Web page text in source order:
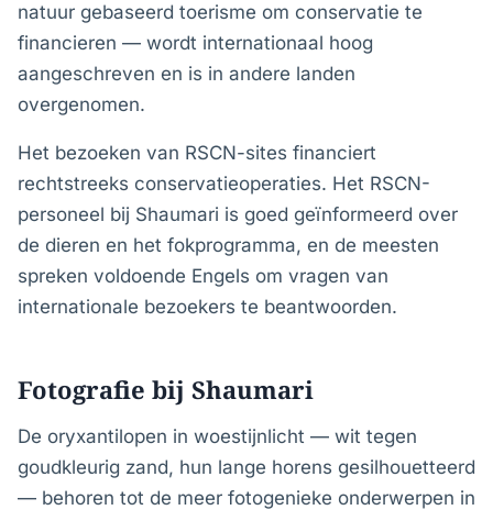
natuur gebaseerd toerisme om conservatie te
financieren — wordt internationaal hoog
aangeschreven en is in andere landen
overgenomen.
Het bezoeken van RSCN-sites financiert
rechtstreeks conservatieoperaties. Het RSCN-
personeel bij Shaumari is goed geïnformeerd over
de dieren en het fokprogramma, en de meesten
spreken voldoende Engels om vragen van
internationale bezoekers te beantwoorden.
Fotografie bij Shaumari
De oryxantilopen in woestijnlicht — wit tegen
goudkleurig zand, hun lange horens gesilhouetteerd
— behoren tot de meer fotogenieke onderwerpen in